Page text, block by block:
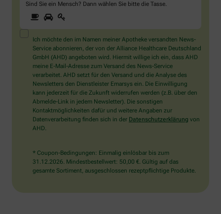
Sind Sie ein Mensch? Dann wählen Sie bitte die Tasse.
Sind
Sie
ein
Mensch?
Dann
wählen
Sie
bitte
die
Tasse.
1 2
Ich möchte den im Namen meiner Apotheke versandten News-
Service abonnieren, der von der Alliance Healthcare Deutschland
GmbH (AHD) angeboten wird. Hiermit willige ich ein, dass AHD
meine E-Mail-Adresse zum Versand des News-Service
verarbeitet. AHD setzt für den Versand und die Analyse des
Newsletters den Dienstleister Emarsys ein. Die Einwilligung
kann jederzeit für die Zukunft widerrufen werden (z.B. über den
Abmelde-Link in jedem Newsletter). Die sonstigen
Kontaktmöglichkeiten dafür und weitere Angaben zur
Datenverarbeitung finden sich in der Datenschutzerklärung von
AHD.
* Coupon-Bedingungen: Einmalig einlösbar bis zum
31.12.2026. Mindestbestellwert: 50,00 €. Gültig auf das
gesamte Sortiment, ausgeschlossen rezeptpflichtige Produkte.